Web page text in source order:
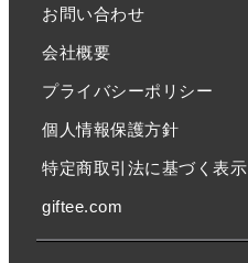
お問い合わせ
会社概要
プライバシーポリシー
個人情報保護方針
特定商取引法に基づく表示
giftee.com